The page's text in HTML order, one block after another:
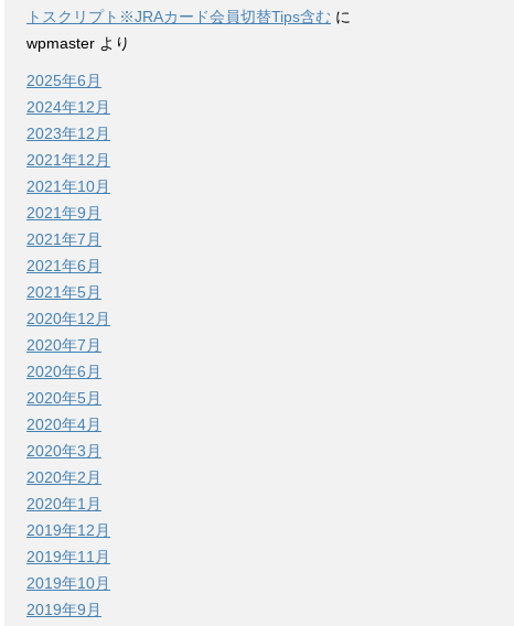
トスクリプト※JRAカード会員切替Tips含む に
wpmaster より
2025年6月
2024年12月
2023年12月
2021年12月
2021年10月
2021年9月
2021年7月
2021年6月
2021年5月
2020年12月
2020年7月
2020年6月
2020年5月
2020年4月
2020年3月
2020年2月
2020年1月
2019年12月
2019年11月
2019年10月
2019年9月